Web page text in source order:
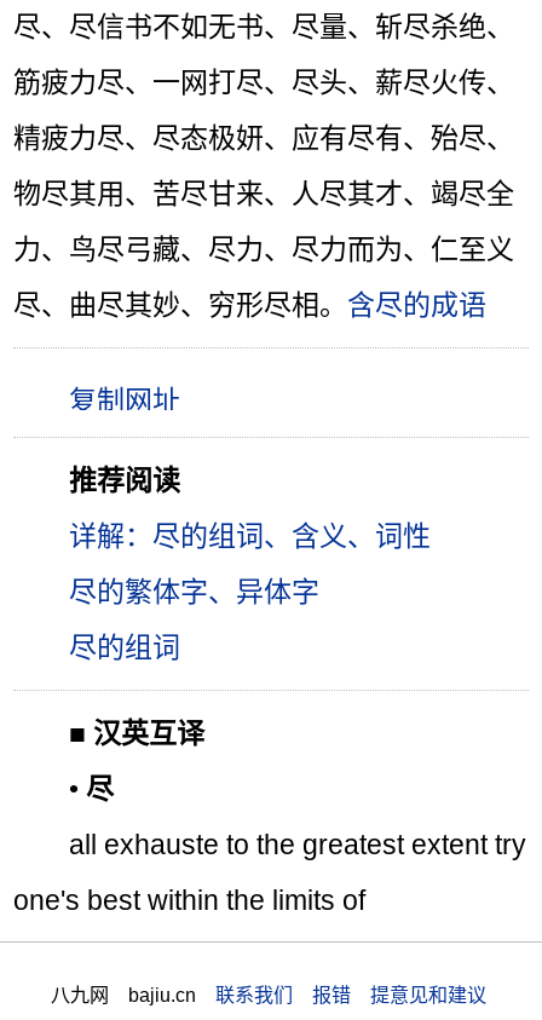
尽、尽信书不如无书、尽量、斩尽杀绝、
筋疲力尽、一网打尽、尽头、薪尽火传、
精疲力尽、尽态极妍、应有尽有、殆尽、
物尽其用、苦尽甘来、人尽其才、竭尽全
力、鸟尽弓藏、尽力、尽力而为、仁至义
尽、曲尽其妙、穷形尽相。 含尽的成语
推荐阅读
详解：尽的组词、含义、词性
尽的繁体字、异体字
尽的组词
■ 汉英互译
•尽
all exhauste to the greatest extent try
one's best within the limits of
八九网 bajiu.cn 联系我们 报错 提意见和建议